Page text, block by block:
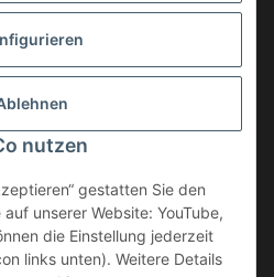
nutzen
gestatten Sie den
unserer Website: YouTube,
die Einstellung jederzeit
links unten). Weitere Details
widerrufen
zzgl.Versand